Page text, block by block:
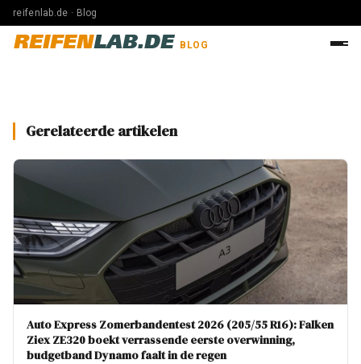
reifenlab.de · Blog
REIFENLAB.DE BLOG
Gerelateerde artikelen
Auto Express Zomerbandentest 2026 (205/55 R16): Falken
Ziex ZE320 boekt verrassende eerste overwinning,
budgetband Dynamo faalt in de regen